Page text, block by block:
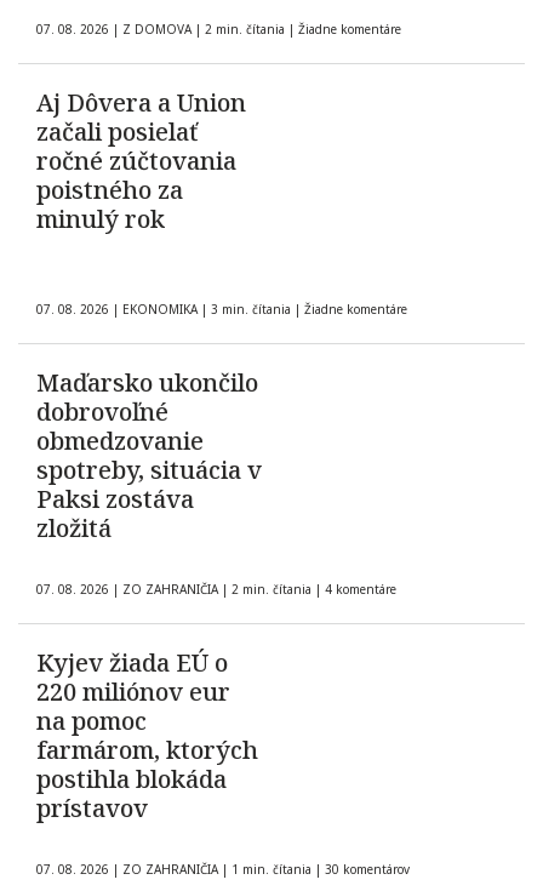
07. 08. 2026 | Z DOMOVA | 2 min. čítania | Žiadne komentáre
Aj Dôvera a Union
začali posielať
ročné zúčtovania
poistného za
minulý rok
07. 08. 2026 | EKONOMIKA | 3 min. čítania | Žiadne komentáre
Maďarsko ukončilo
dobrovoľné
obmedzovanie
spotreby, situácia v
Paksi zostáva
zložitá
07. 08. 2026 | ZO ZAHRANIČIA | 2 min. čítania | 4 komentáre
Kyjev žiada EÚ o
220 miliónov eur
na pomoc
farmárom, ktorých
postihla blokáda
prístavov
07. 08. 2026 | ZO ZAHRANIČIA | 1 min. čítania | 30 komentárov